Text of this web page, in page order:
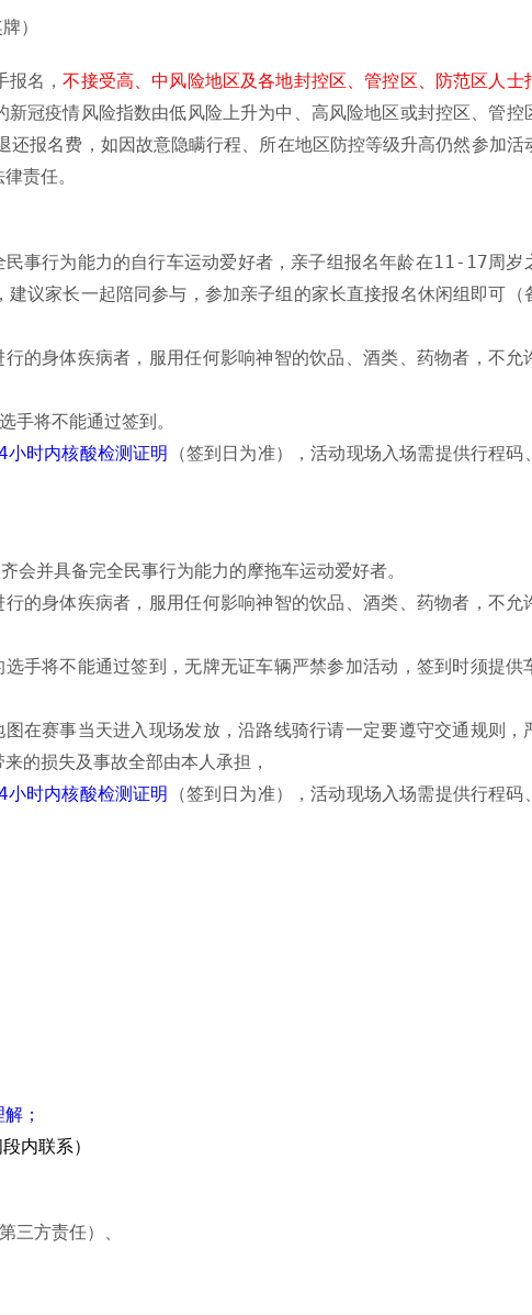
）
报名，不接受高、中风险地区及各地封控区、管控区、防范区人士
冠疫情风险指数由低风险上升为中、高风险地区或封控区、管控
报名费，如因故意隐瞒行程、所在地区防控等级升高仍然参加活
责任。
事行为能力的自行车运动爱好者，亲子组报名年龄在11-17周岁
议家长一起陪同参与，参加亲子组的家长直接报名休闲组即可（
的身体疾病者，服用任何影响神智的饮品、酒类、药物者，不允
手将不能通过签到。
小时内核酸检测证明 （签到日为准），活动现场入场需提供行程码
并具备完全民事行为能力的摩拖车运动爱好者。
的身体疾病者，服用任何影响神智的饮品、酒类、药物者，不允
手将不能通过签到，无牌无证车辆严禁参加活动，签到时须提供
在赛事当天进入现场发放，沿路线骑行请一定要遵守交通规则，
的损失及事故全部由本人承担，
小时内核酸检测证明 （签到日为准），活动现场入场需提供行程码
；
内联系）
三方责任）、